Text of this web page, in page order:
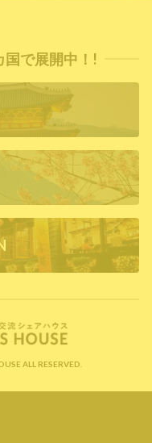
国で展開中！!
ALL RESERVED.